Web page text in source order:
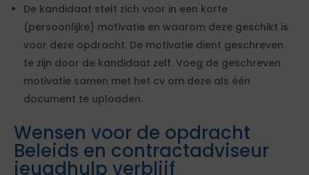
De kandidaat stelt zich voor in een korte
(persoonlijke) motivatie en waarom deze geschikt is
voor deze opdracht. De motivatie dient geschreven
te zijn door de kandidaat zelf. Voeg de geschreven
motivatie samen met het cv om deze als één
document te uploaden.
Wensen voor de opdracht
Beleids en contractadviseur
jeugdhulp verblijf